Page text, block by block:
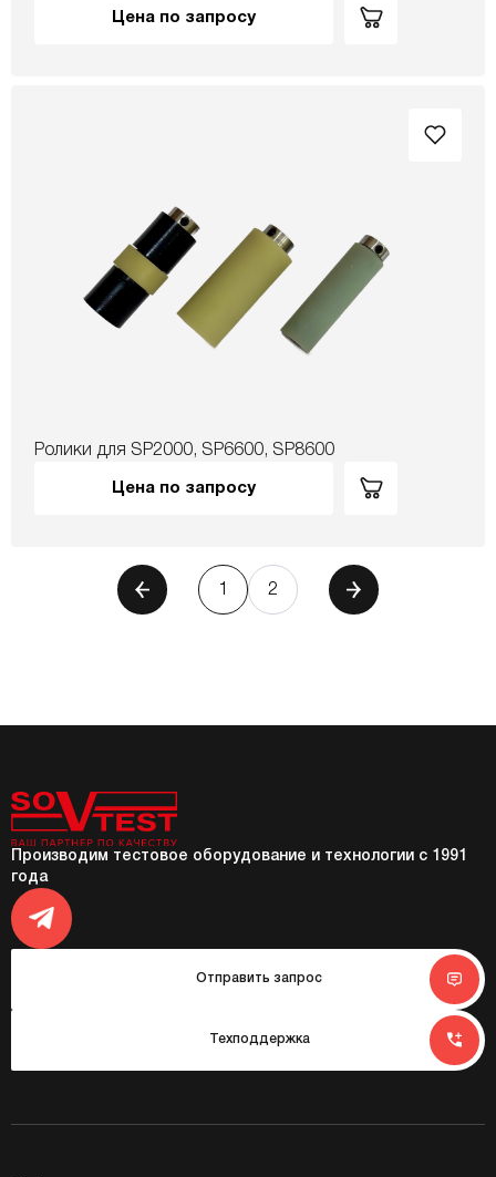
Цена по запросу
Ролики для SP2000, SP6600, SP8600
Цена по запросу
1 2
Производим тестовое оборудование и технологии с 1991
года
Отправить запрос
Техподдержка